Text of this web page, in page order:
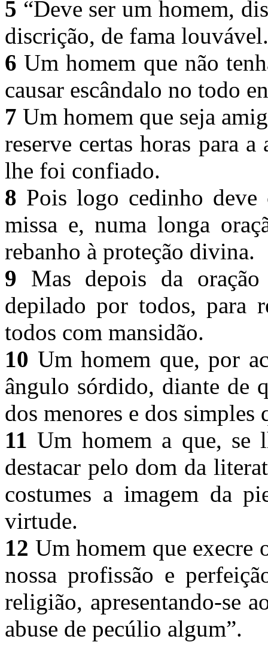
5 “Deve ser um homem,
discrição, de fama
6 Um homem que não
causar escândalo no todo
7 Um homem que seja
reserve certas horas para
lhe foi confiado.
8 Pois logo cedinho deve
missa e, numa longa
rebanho à proteção divina.
9 Mas depois da
depilado por todos, para
todos com mansidão.
10 Um homem que, por
ângulo sórdido, diante de
dos menores e dos
11 Um homem a que, se
destacar pelo dom da
costumes a imagem da
virtude.
12 Um homem que
nossa profissão e
religião, apresentando-se
abuse de pecúlio algum”.